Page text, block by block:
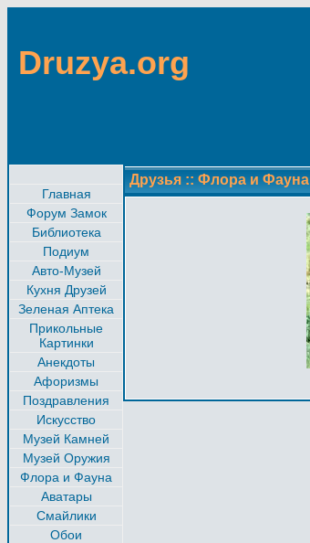
Druzya.org
Главная
Форум Замок
Библиотека
Подиум
Авто-Музей
Кухня Друзей
Зеленая Аптека
Прикольные
Картинки
Анекдоты
Афоризмы
Поздравления
Искусство
Музей Камней
Музей Оружия
Флора и Фауна
Аватары
Смайлики
Обои
Друзья :: Флора и Фауна